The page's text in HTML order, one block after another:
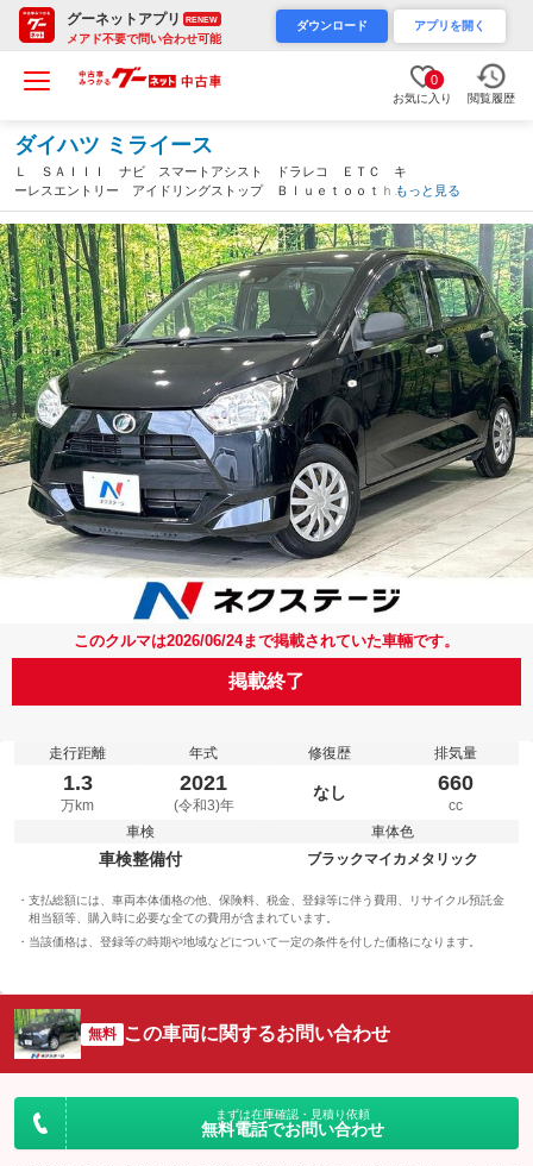
グーネットアプリ RENEW
メアド不要で問い合わせ可能
ダウンロード アプリを開く
0
お気に入り 閲覧履歴
ダイハツ ミライース
Ｌ ＳＡＩＩＩ ナビ スマートアシスト ドラレコ ＥＴＣ キ
ーレスエントリー アイドリングストップ Ｂｌｕｅｔｏｏｔｈ
オートハイビーム 禁煙車 ワンオーナー（山口県）
もっと見る
このクルマは2026/06/24まで掲載されていた車輛です。
掲載終了
走行距離
1.3
万km
年式
2021
(令和3)年
修復歴
なし
排気量
660
cc
車検
車検整備付
車体色
ブラックマイカメタリック
支払総額には、車両本体価格の他、保険料、税金、登録等に伴う費用、リサイクル預託金
相当額等、購入時に必要な全ての費用が含まれています。
当該価格は、登録等の時期や地域などについて一定の条件を付した価格になります。
無料 この車両に関するお問い合わせ
まずは在庫確認・見積り依頼
無料電話でお問い合わせ